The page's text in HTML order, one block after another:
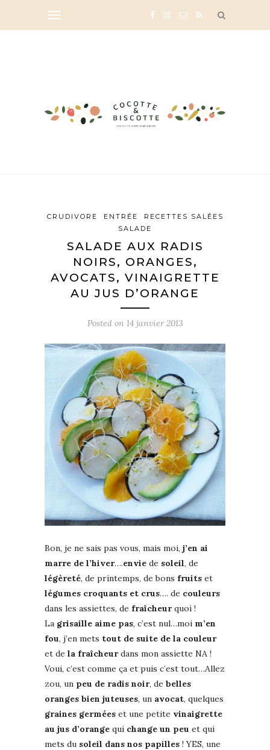
CRUDIVORE ENTRÉE
RECETTES SALÉES
SALADE
SALADE AUX RADIS
NOIRS, ORANGES,
AVOCATS, VINAIGRETTE
AU JUS D’ORANGE
Posted on 14 janvier 2013
Bon, je ne sais pas vous, mais moi, j’en ai
marre de l’hiver….envie de soleil, de
légèreté, de printemps, de bons fruits et
légumes croquants et crus…. de couleurs
dans les assiettes, de fraîcheurquoi !
La grisaille aime pas, c’est nul…moi m’en
fou, j’en mets tout de suite de la couleur
et de la fraîcheurdans mon assiette NA !
Voui, c’est comme ça et puis c’est tout…Allez
zou, un peu de radis noir, de belles
oranges bien juteuses, un avocat, quelques
graines germées et une petite vinaigrette
au jus d’orange qui change un peu et qui
mets du soleil dans nos papilles ! YES, une